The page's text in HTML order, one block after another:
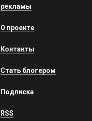
рекламы
О проекте
Контакты
Стать блогером
Подписка
RSS